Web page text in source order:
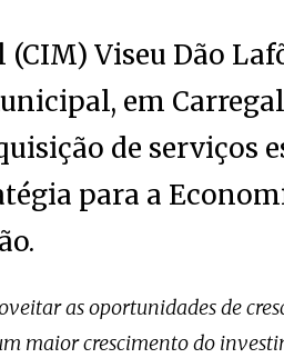
Viseu Dão
em
de serviços
para a
as oportunidades de
maior crescimento do